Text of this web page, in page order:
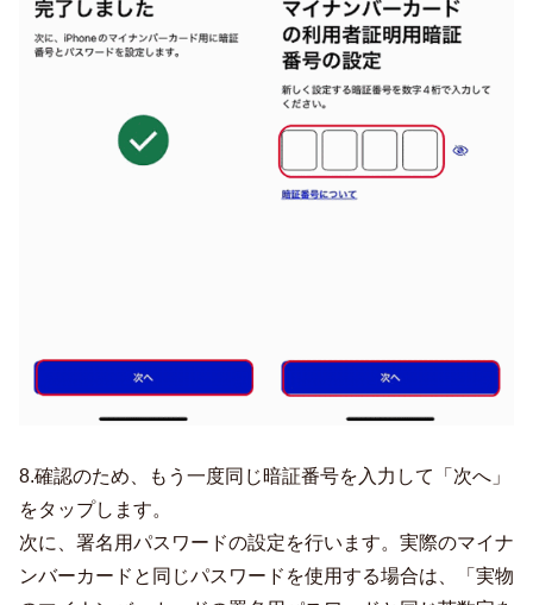
8.確認のため、もう一度同じ暗証番号を入力して「次へ」
をタップします。
次に、署名用パスワードの設定を行います。実際のマイナ
ンバーカードと同じパスワードを使用する場合は、「実物